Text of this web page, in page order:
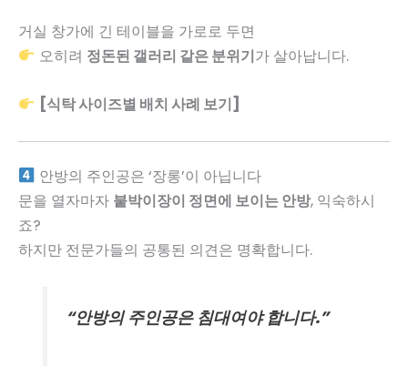
거실 창가에 긴 테이블을 가로로 두면
오히려 정돈된 갤러리 같은 분위기가 살아납니다.
[식탁 사이즈별 배치 사례 보기]
안방의 주인공은 ‘장롱’이 아닙니다
문을 열자마자 붙박이장이 정면에 보이는 안방, 익숙하시
죠?
하지만 전문가들의 공통된 의견은 명확합니다.
“안방의 주인공은 침대여야 합니다.”